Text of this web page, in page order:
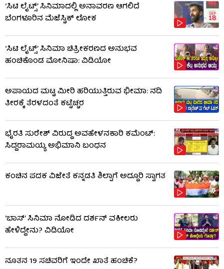
‘ಸಿಟಿ ಲೈಟ್ಸ್’ ಸಿನಿಮಾದಲ್ಲಿ ಅನಾವರಣ ಆಗಲಿದೆ
ಬೆಂಗಳೂರಿನ ಮೆಜೆಸ್ಟಿಕ್ ಲೋಕ
‘ಸಿಟಿ ಲೈಟ್ಸ್’ ಸಿನಿಮಾ ಚಿತ್ರೀಕರಣದ ಅನುಭವ
ಹಂಚಿಕೊಂಡ ಮೋನಿಷಾ: ವಿಡಿಯೋ
ಅಪಾಯದ ಮಟ್ಟ ಮೀರಿ ಹರಿಯುತ್ತಿರುವ ಭೀಮಾ: ನದಿ
ತೀರಕ್ಕೆ ತೆರಳದಂತೆ ಕಟ್ಟೆಚ್ಚರ
ಭೈರತಿ ಸುರೇಶ್ ವಿರುದ್ಧ ಅವಹೇಳನಕಾರಿ ಕಮೆಂಟ್:
ಸಿದ್ದರಾಮಯ್ಯ ಅಭಿಮಾನಿ ಬಂಧನ
ಕಂಚಿನ ಪದಕ ವಿಜೇತೆ ಕನ್ನಡತಿ ಶಿಲ್ಪಾಗೆ ಅದ್ಧೂರಿ ಸ್ವಾಗತ
‘ಬಾಸ್’ ಸಿನಿಮಾ ನೋಡಿದ ದರ್ಶನ್ ವಕೀಲರು
ಹೇಳಿದ್ದೇನು? ವಿಡಿಯೋ
ನೂತನ 19 ಸಚಿವರಿಗೆ ಇಂದೇ ಖಾತೆ ಹಂಚಿಕೆ?